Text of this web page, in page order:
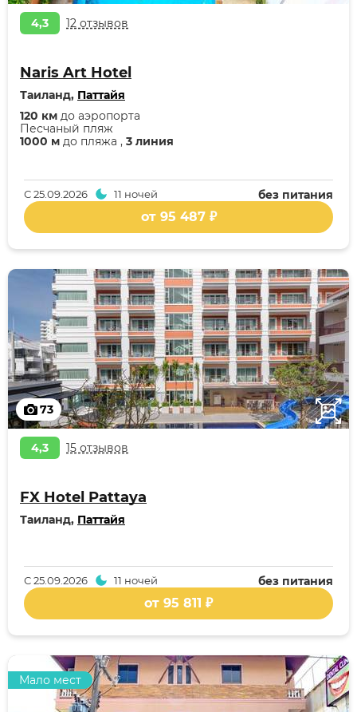
4,3 12 отзывов
Naris Art Hotel
Таиланд, Паттайя
1000 м до пляжа , 3 линия
Песчаный пляж
120 км до аэропорта
без питания
С25.09.2026 11 ночей
от 95 487 ₽
73
4,3 15 отзывов
FX Hotel Pattaya
Таиланд, Паттайя
без питания
С25.09.2026 11 ночей
от 95 811 ₽
Мало мест